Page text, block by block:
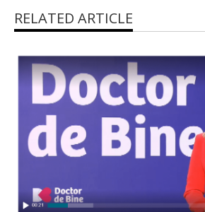
RELATED ARTICLE